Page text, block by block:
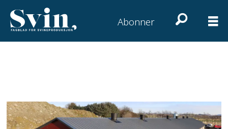
Abonner